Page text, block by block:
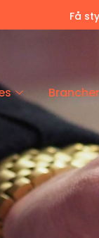
Få
Brancher